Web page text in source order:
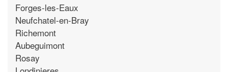
Forges-les-Eaux
Neufchatel-en-Bray
Richemont
Aubeguimont
Rosay